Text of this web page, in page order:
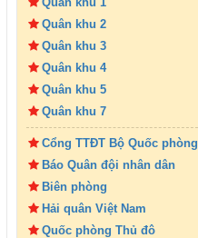
Quân khu 2
Quân khu 3
Quân khu 4
Quân khu 5
Quân khu 7
Cổng TTĐT Bộ Quốc phòng
Báo Quân đội nhân dân
Biên phòng
Hải quân Việt Nam
Quốc phòng Thủ đô